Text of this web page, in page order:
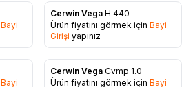
Bayi
Favorilere Ekle
Cerwin Vega H 440
Ürün fiyatını görmek için Bayi
Girişi yapınız
Bayi
Cerwin Vega Cvmp 1.0
Ürün fiyatını görmek için Bayi